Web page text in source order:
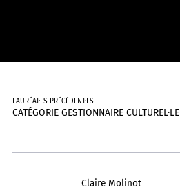
LAURÉAT·ES PRÉCÉDENT·ES
CATÉGORIE GESTIONNAIRE CULTUREL·LE
Claire Molinot